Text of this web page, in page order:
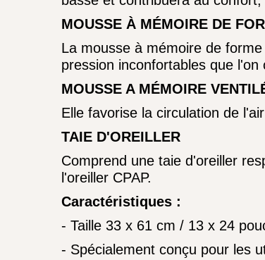
MOUSSE À MÉMOIRE DE
La mousse à mémoire de
pression inconfortables que
MOUSSE A MÉMOIRE
Elle favorise la circulation de
TAIE D'OREILLER
Comprend une taie d'oreiller
l'oreiller CPAP.
Caractéristiques :
- Taille 33 x 61 cm / 13 x 24
- Spécialement conçu pour les